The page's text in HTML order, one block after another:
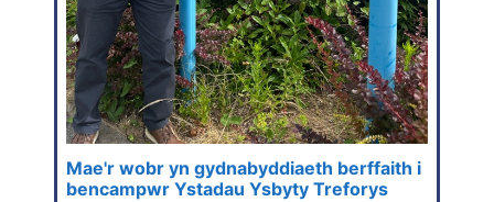
Mae'r wobr yn gydnabyddiaeth berffaith i
bencampwr Ystadau Ysbyty Treforys